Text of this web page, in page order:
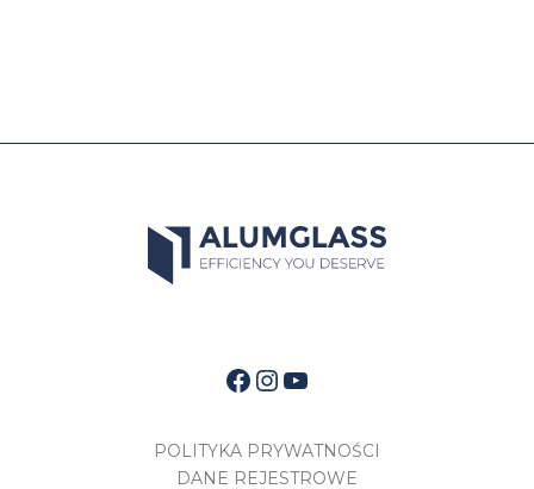
Facebook
Instagram
YouTube
POLITYKA PRYWATNOŚCI
DANE REJESTROWE